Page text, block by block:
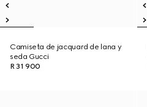
Camiseta de jacquard de lana y
seda Gucci
R 31 900